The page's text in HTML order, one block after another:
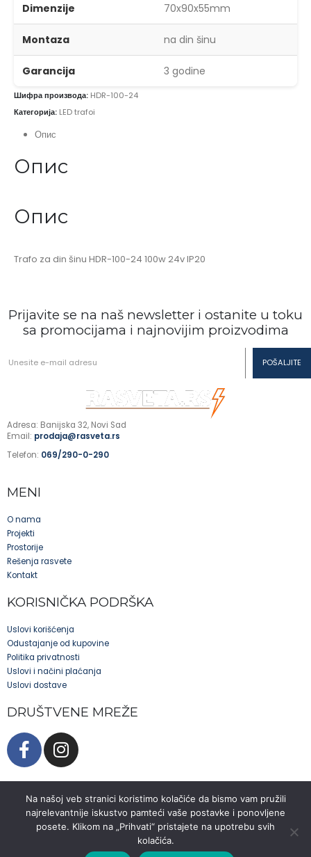
Dimenzije 70x90x55mm
Montaza na din šinu
Garancija 3 godine
Шифра производа: HDR-100-24
Категорија: LED trafoi
Опис
Опис
Опис
Trafo za din šinu HDR-100-24 100w 24v IP20
Prijavite se na naš newsletter i ostanite u toku
sa promocijama i najnovijim proizvodima
Adresa: Banijska 32, Novi Sad
Email: prodaja@rasveta.rs
Telefon: 069/290-0-290
MENI
O nama
Projekti
Prostorije
Rešenja rasvete
Kontakt
KORISNIČKA PODRŠKA
Uslovi korišćenja
Odustajanje od kupovine
Politika privatnosti
Uslovi i načini plaćanja
Uslovi dostave
DRUŠTVENE MREŽE
© EL-CO 2025. Sva prava zadržana.
Na našoj veb stranici koristimo kolačiće da bismo vam pružili
najrelevantnije iskustvo pamteći vaše postavke i ponovljene
posete. Klikom na „Prihvati“ pristajete na upotrebu svih
kolačića.